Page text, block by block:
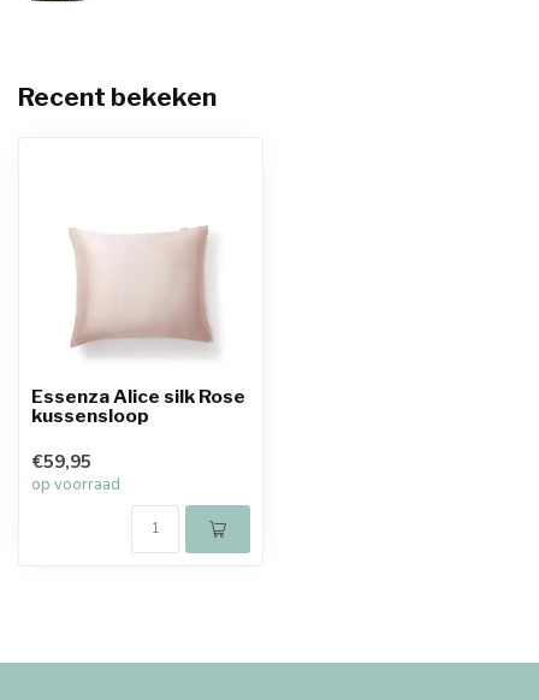
Recent bekeken
Essenza Alice silk Rose
kussensloop
€59,95
op voorraad